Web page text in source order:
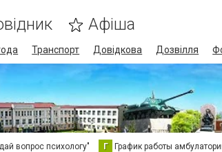
Афіша
Транспорт Довідкова Дозвілля
вопрос психологу" Г График работы